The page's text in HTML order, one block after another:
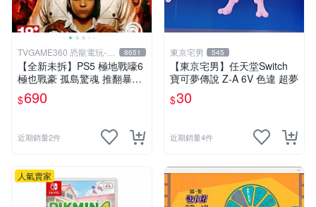
TVGAME360 恐龍電玩-台
中店
8651
【全新未拆】PS5 極地戰嚎6
極也戰豪 孤島驚魂 推翻暴君
革命運動 FAR CRY VI 6 中文
版【台中恐龍電玩】
$690
近期銷量2件
東京宅男 545
【東京宅男】任天堂Switch
寶可夢傳說 Z-A 6V 色違 超夢
$30
近期銷量4件
人氣賣家